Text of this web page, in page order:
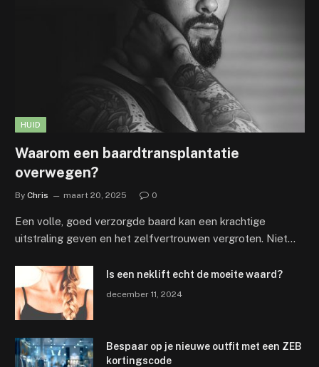
HUID
Waarom een baardtransplantatie
overwegen?
By Chris maart 20, 2025 0
Een volle, goed verzorgde baard kan een krachtige
uitstraling geven en het zelfvertrouwen vergroten. Niet…
Is een neklift echt de moeite waard?
december 11, 2024
Bespaar op je nieuwe outfit met een ZEB
kortingscode